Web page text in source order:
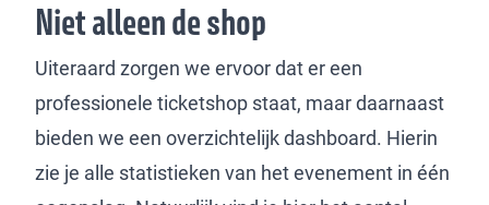
Niet alleen de shop
Uiteraard zorgen we ervoor dat er een
professionele ticketshop staat, maar daarnaast
bieden we een overzichtelijk dashboard. Hierin
zie je alle statistieken van het evenement in één